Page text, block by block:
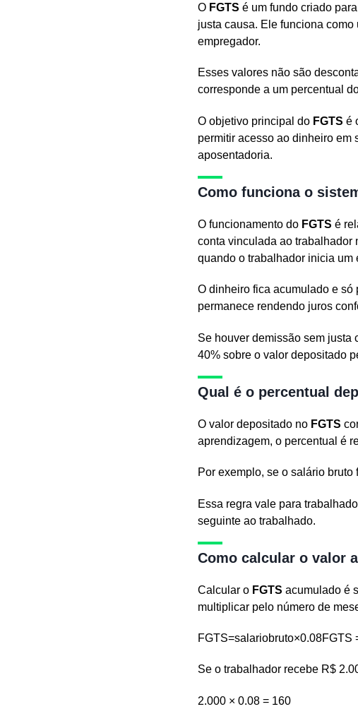
O FGTS é um fundo criado
justa causa. Ele funciona
empregador.
Esses valores não são
corresponde a um percentual
O objetivo principal do FGTS é
permitir acesso ao dinheiro em
aposentadoria.
Como funciona o
O funcionamento do FGTS é
conta vinculada ao trabalhador
quando o trabalhador inicia um
O dinheiro fica acumulado e
permanece rendendo juros
Se houver demissão sem justa
40% sobre o valor depositado
Qual é o percentual
O valor depositado no FGTS
aprendizagem, o percentual é
Por exemplo, se o salário
Essa regra vale para
seguinte ao trabalhado.
Como calcular o valor
Calcular o FGTS acumulado é
multiplicar pelo número de
Se o trabalhador recebe R$
2.000 × 0.08 = 160